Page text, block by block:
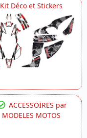
Kit Déco et Stickers
ACCESSOIRES par
MODELES MOTOS